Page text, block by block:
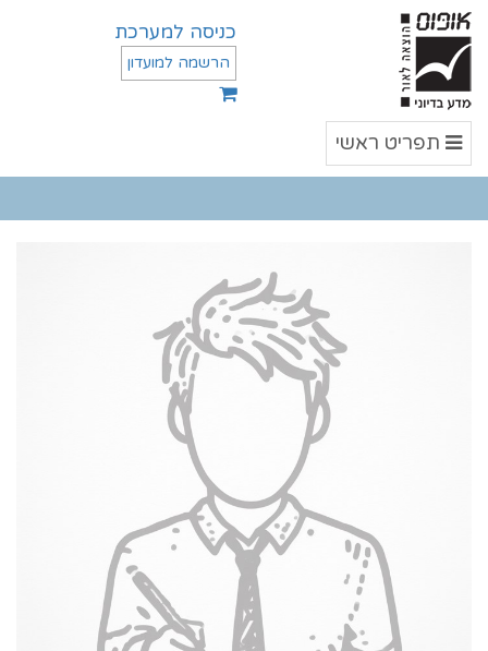
כניסה למערכת
הרשמה למועדון
תפריט
ראשי
תפריט ראשי